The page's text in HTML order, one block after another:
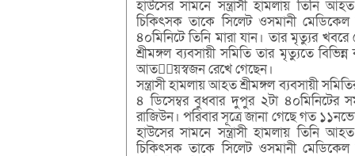
হাউসের সামনে সন্ত্রাসী হামলায় তিনি
চিকিৎসক তাকে সিলেট ওসমানী মেডিকেল
৪০মিনিটে তিনি মারা যান। তার মৃত্যুর
শ্রীমঙ্গল ব্যবসায়ী সমিতি তার মৃত্যুতে
আতীয়স্বজন রেখে গেছেন।
সন্ত্রাসী হামলায় আহত শ্রীমঙ্গল ব্যবসায়ী
৪ ডিসেম্বর বুধবার দুপুর ২টা ৪০মিনিটের
রাজিউন। পরিবার সূত্রে জানা গেছে গত
হাউসের সামনে সন্ত্রাসী হামলায় তিনি
চিকিৎসক তাকে সিলেট ওসমানী মেডিকেল